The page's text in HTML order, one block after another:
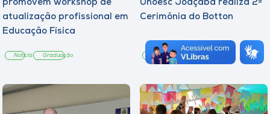
promovem workshop de
atualização profissional em
Educação Física
Notícia Graduação
Unoesc Joaçaba realiza 2ª
Cerimônia do Botton
Graduação Notícia